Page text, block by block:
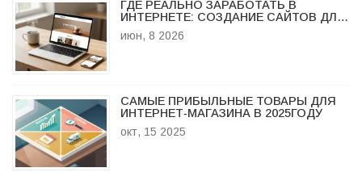
ГДЕ РЕАЛЬНО ЗАРАБОТАТЬ В
ИНТЕРНЕТЕ: СОЗДАНИЕ САЙТОВ ДЛЯ
МАЛОГО БИЗНЕСА
июн, 8 2026
САМЫЕ ПРИБЫЛЬНЫЕ ТОВАРЫ ДЛЯ
ИНТЕРНЕТ‑МАГАЗИНА В 2025ГОДУ
окт, 15 2025